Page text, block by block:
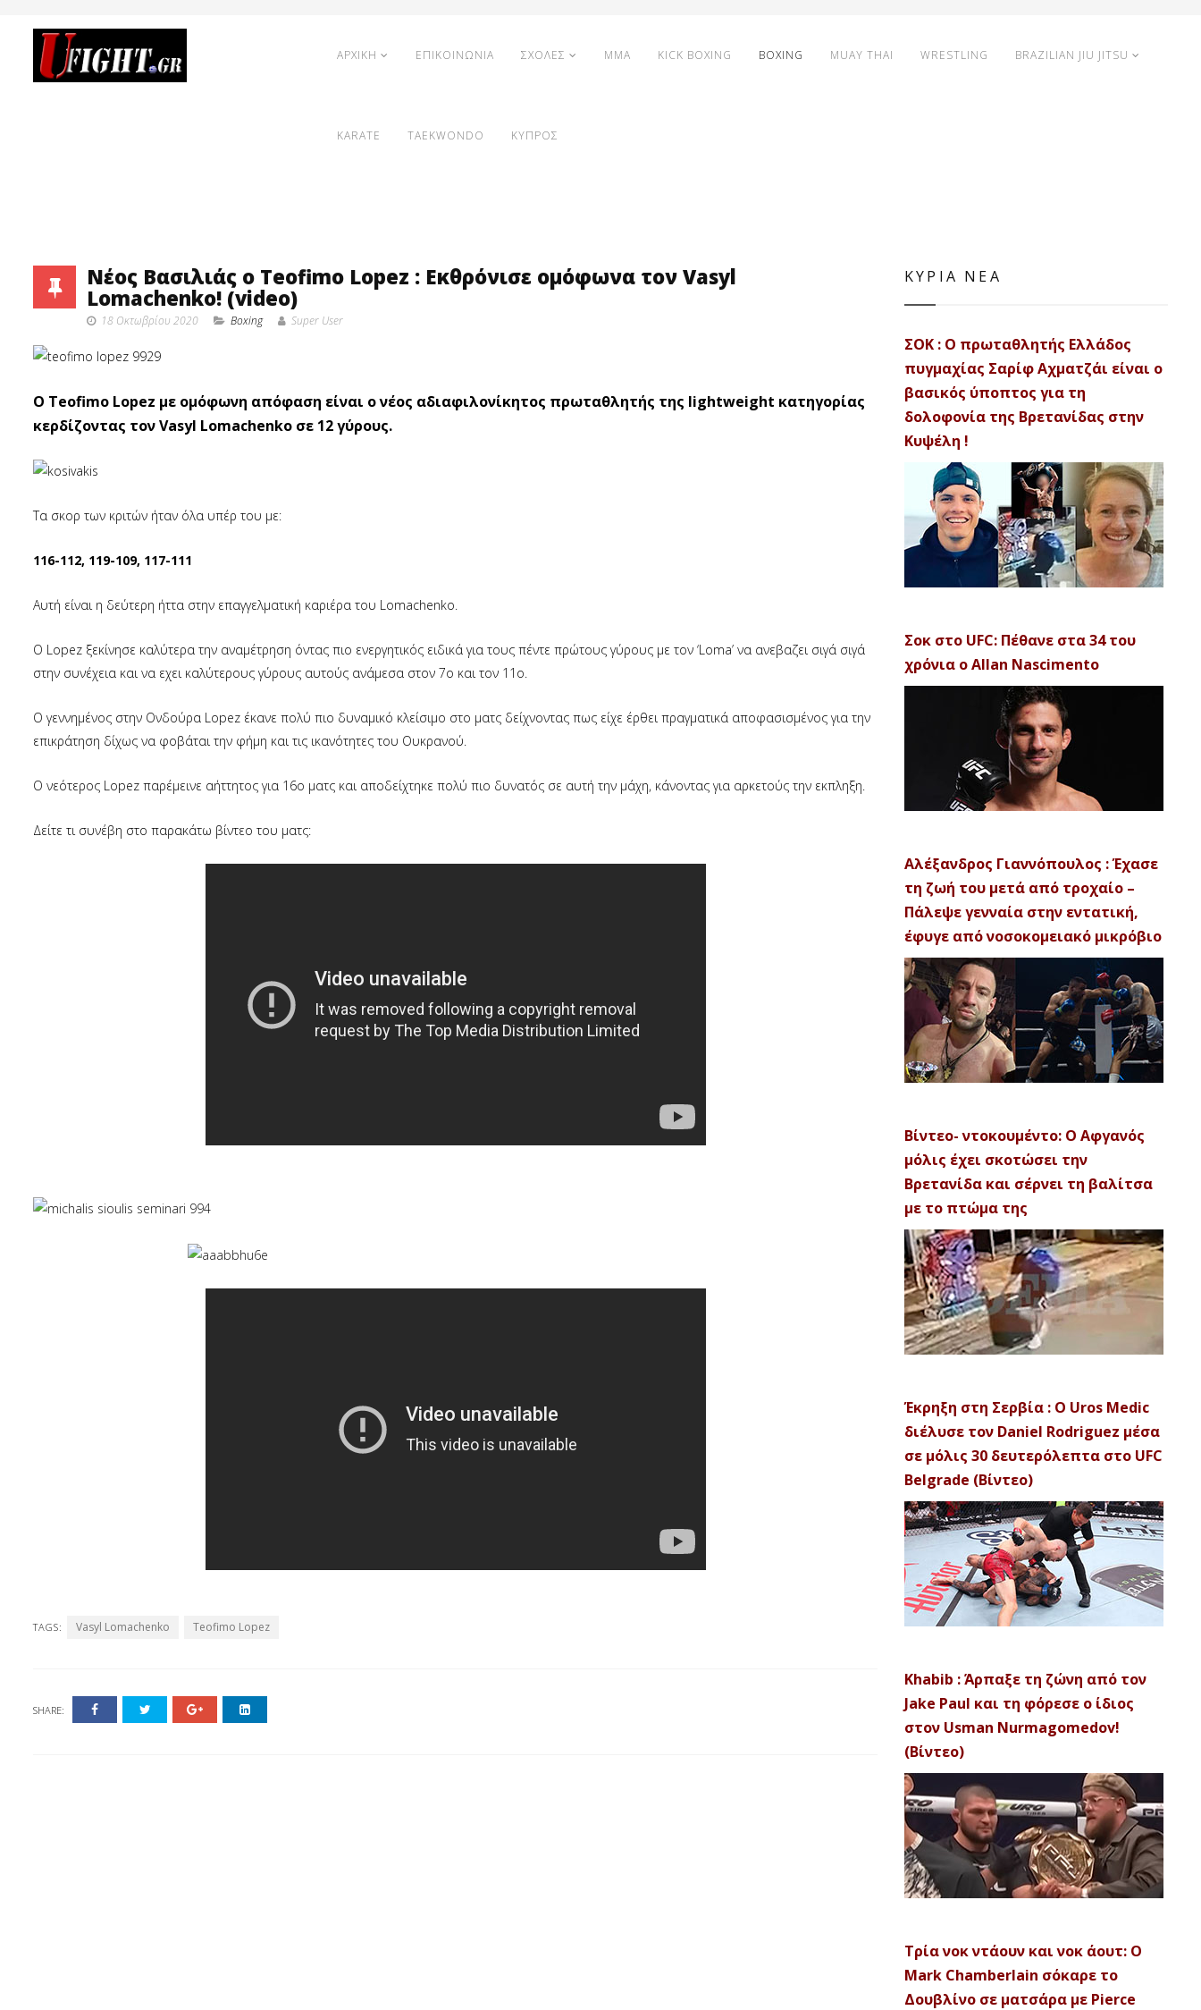
ΑΡΧΙΚΗ ΕΠΙΚΟΙΝΩΝΙΑ ΣΧΟΛΕΣ MMA KICK BOXING BOXING MUAY THAI WRESTLING BRAZILIAN JIU JITSU
KARATE TAEKWONDO ΚΥΠΡΟΣ
Νέος Βασιλιάς ο Teofimo Lopez : Εκθρόνισε ομόφωνα τον Vasyl
Lomachenko! (video)
18 Οκτωβρίου 2020 Boxing Super User
Ο Teofimo Lopez με ομόφωνη απόφαση είναι ο νέος αδιαφιλονίκητος πρωταθλητής της lightweight κατηγορίας
κερδίζοντας τον Vasyl Lomachenko σε 12 γύρους.
Τα σκορ των κριτών ήταν όλα υπέρ του με:
116-112, 119-109, 117-111
Αυτή είναι η δεύτερη ήττα στην επαγγελματική καριέρα του Lomachenko.
O Lopez ξεκίνησε καλύτερα την αναμέτρηση όντας πιο ενεργητικός ειδικά για τους πέντε πρώτους γύρους με τον ‘Loma’ να ανεβαζει σιγά σιγά
στην συνέχεια και να εχει καλύτερους γύρους αυτούς ανάμεσα στον 7ο και τον 11ο.
Ο γεννημένος στην Ονδούρα Lopez έκανε πολύ πιο δυναμικό κλείσιμο στο ματς δείχνοντας πως είχε έρθει πραγματικά αποφασισμένος για την
επικράτηση δίχως να φοβάται την φήμη και τις ικανότητες του Ουκρανού.
Ο νεότερος Lopez παρέμεινε αήττητος για 16ο ματς και αποδείχτηκε πολύ πιο δυνατός σε αυτή την μάχη, κάνοντας για αρκετούς την εκπληξη.
Δείτε τι συνέβη στο παρακάτω βίντεο του ματς:
TAGS: Vasyl Lomachenko Teofimo Lopez
SHARE:
ΚΥΡΙΑ ΝΕΑ
ΣΟΚ : Ο πρωταθλητής Ελλάδος
πυγμαχίας Σαρίφ Αχματζάι είναι ο
βασικός ύποπτος για τη
δολοφονία της Βρετανίδας στην
Κυψέλη !
Σοκ στο UFC: Πέθανε στα 34 του
χρόνια ο Allan Nascimento
Αλέξανδρος Γιαννόπουλος : Έχασε
τη ζωή του μετά από τροχαίο –
Πάλεψε γενναία στην εντατική,
έφυγε από νοσοκομειακό μικρόβιο
Βίντεο- ντοκουμέντο: Ο Αφγανός
μόλις έχει σκοτώσει την
Βρετανίδα και σέρνει τη βαλίτσα
με το πτώμα της
Έκρηξη στη Σερβία : Ο Uros Medic
διέλυσε τον Daniel Rodriguez μέσα
σε μόλις 30 δευτερόλεπτα στο UFC
Belgrade (Βίντεο)
Khabib : Άρπαξε τη ζώνη από τον
Jake Paul και τη φόρεσε ο ίδιος
στον Usman Nurmagomedov!
(Βίντεο)
Τρία νοκ ντάουν και νοκ άουτ: Ο
Mark Chamberlain σόκαρε το
Δουβλίνο σε ματσάρα με Pierce